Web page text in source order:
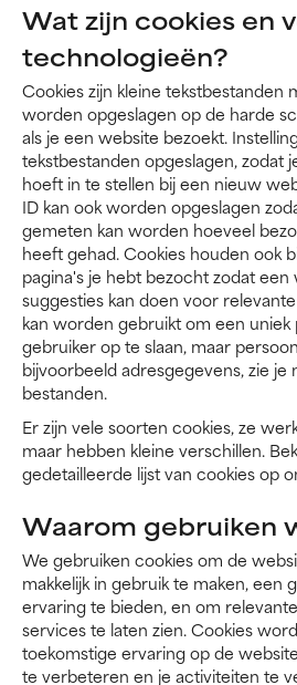
Wat zijn cookies en
technologieën?
Cookies zijn kleine tekstbestanden
worden opgeslagen op de harde
als je een website bezoekt.
tekstbestanden opgeslagen, zodat
hoeft in te stellen bij een nieuw
ID kan ook worden opgeslagen
gemeten kan worden hoeveel
heeft gehad. Cookies houden ook
pagina's je hebt bezocht zodat een
suggesties kan doen voor
kan worden gebruikt om een uniek
gebruiker op te slaan, maar
bijvoorbeeld adresgegevens, zie
bestanden.
Er zijn vele soorten cookies, ze
maar hebben kleine verschillen.
gedetailleerde lijst van cookies op
Waarom gebruiken
We gebruiken cookies om de
makkelijk in gebruik te maken, een
ervaring te bieden, en om
services te laten zien. Cookies
toekomstige ervaring op de
te verbeteren en je activiteiten te